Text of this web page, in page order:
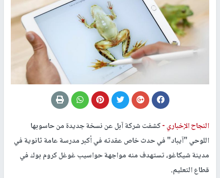
النجاح الإخباري -كشفت شركة آبل عن نسخة جديدة من حاسوبها
اللوحي "آيباد" في حدث خاص عقدته في أكبر مدرسة عامة ثانوية في
مدينة شيكاغو، تستهدف منه مواجهة حواسيب غوغل كروم بوك في
قطاع التعليم.